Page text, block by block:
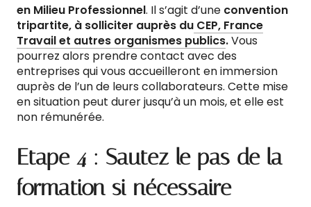
en Milieu Professionnel. Il s’agit d’une convention
tripartite, à solliciter auprès du CEP, France
Travail et autres organismes publics.Vous
pourrez alors prendre contact avec des
entreprises qui vous accueilleront en immersion
auprès de l’un de leurs collaborateurs. Cette mise
en situation peut durer jusqu’à un mois, et elle est
non rémunérée.
Etape 4 : Sautez le pas de la
formation si nécessaire